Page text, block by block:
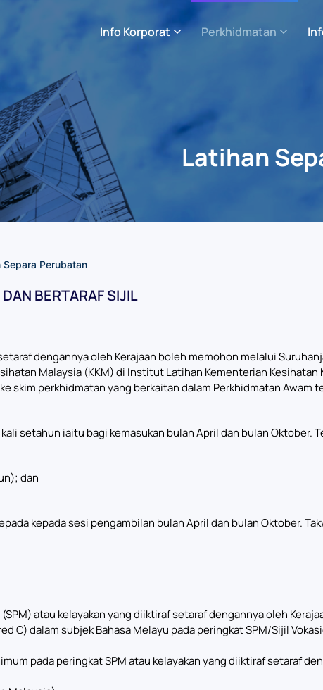
Info Korporat Perkhidmatan
Latihan
Separa Perubatan
BERTARAF SIJIL
dengannya oleh Kerajaan boleh memohon melalui
Malaysia (KKM) di Institut Latihan Kementerian Kesihatan
skim perkhidmatan yang berkaitan dalam Perkhidmatan Awam
setahun iaitu bagi kemasukan bulan April dan bulan Oktober.
dan
kepada sesi pengambilan bulan April dan bulan Oktober.
atau kelayakan yang diiktiraf setaraf dengannya oleh
C) dalam subjek Bahasa Melayu pada peringkat SPM/Sijil
pada peringkat SPM atau kelayakan yang diiktiraf setaraf